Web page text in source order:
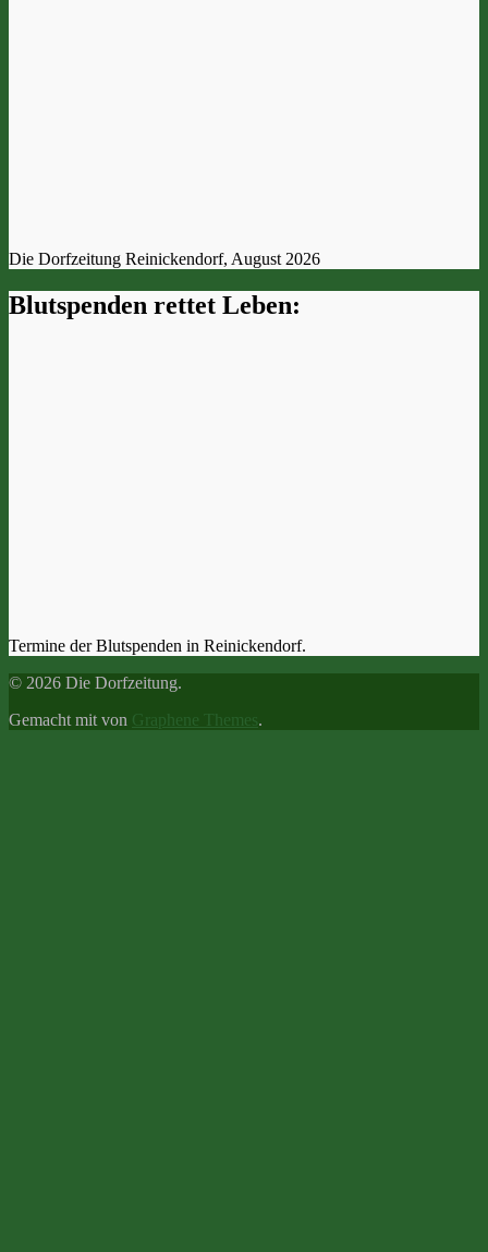
Die Dorfzeitung Reinickendorf, August 2026
Blutspenden rettet Leben:
Termine der Blutspenden in Reinickendorf.
© 2026 Die Dorfzeitung.
Gemacht mit von Graphene Themes.